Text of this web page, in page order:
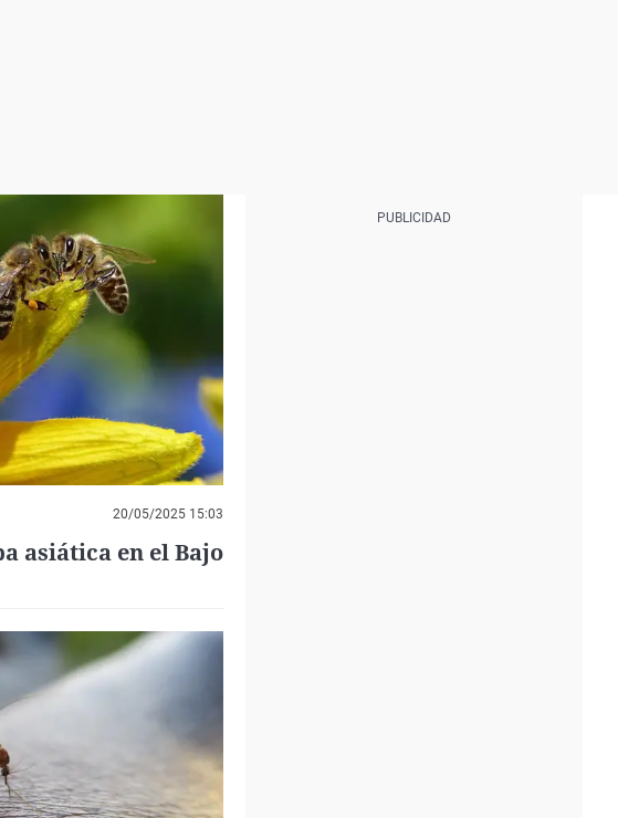
20/05/2025 15:03
asiática en el Bajo